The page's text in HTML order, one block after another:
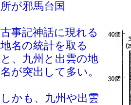
所が邪馬台国
古事記神話に現れる
地名の統計を取る
と、九州と出雲の地
名が突出して多い。
しかも、九州や出雲